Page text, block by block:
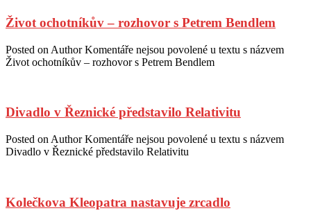
Život ochotníkův – rozhovor s Petrem Bendlem
Posted on Author Komentáře nejsou povolené u textu s názvem
Život ochotníkův – rozhovor s Petrem Bendlem
Divadlo v Řeznické představilo Relativitu
Posted on Author Komentáře nejsou povolené u textu s názvem
Divadlo v Řeznické představilo Relativitu
Kolečkova Kleopatra nastavuje zrcadlo